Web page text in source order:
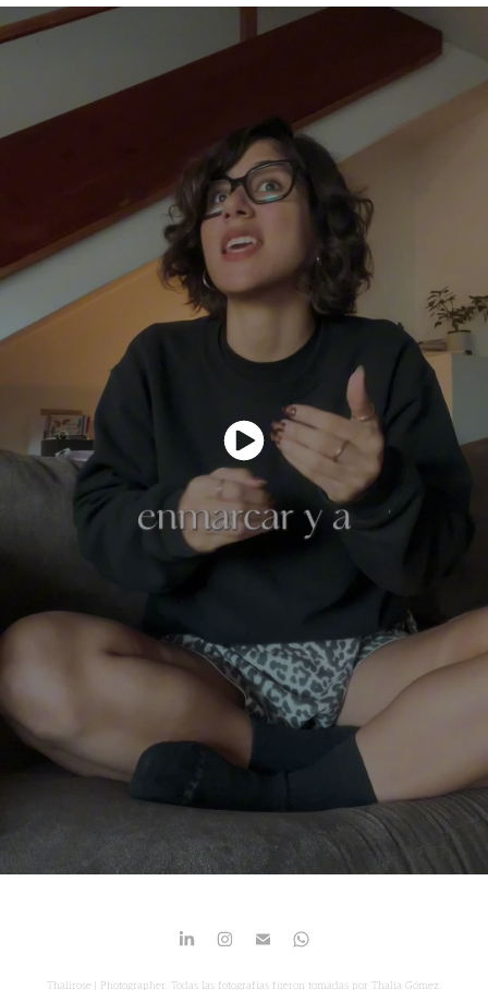
Thalirose | Photographer. Todas las fotografías fueron tomadas por Thalia Gómez.